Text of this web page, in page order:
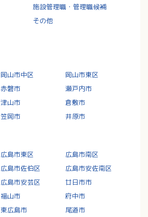
施設管理職・管理職候補
その他
岡山市中区
岡山市東区
赤磐市
瀬戸内市
津山市
倉敷市
笠岡市 井原市
広島市東区
広島市南区
広島市佐伯区
広島市安佐南区
広島市安芸区
廿日市市
福山市
府中市
東広島市 尾道市